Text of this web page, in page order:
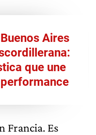
Aires
que une
Francia. Es